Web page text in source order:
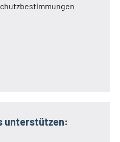
unterstützen: